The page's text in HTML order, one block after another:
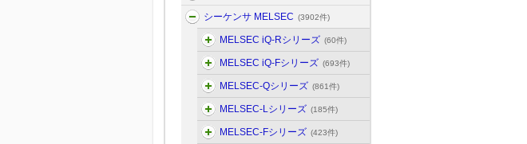
シーケンサ MELSEC (3902件)
MELSEC iQ-Rシリーズ (60件)
MELSEC iQ-Fシリーズ (693件)
MELSEC-Qシリーズ (861件)
MELSEC-Lシリーズ (185件)
MELSEC-Fシリーズ (423件)